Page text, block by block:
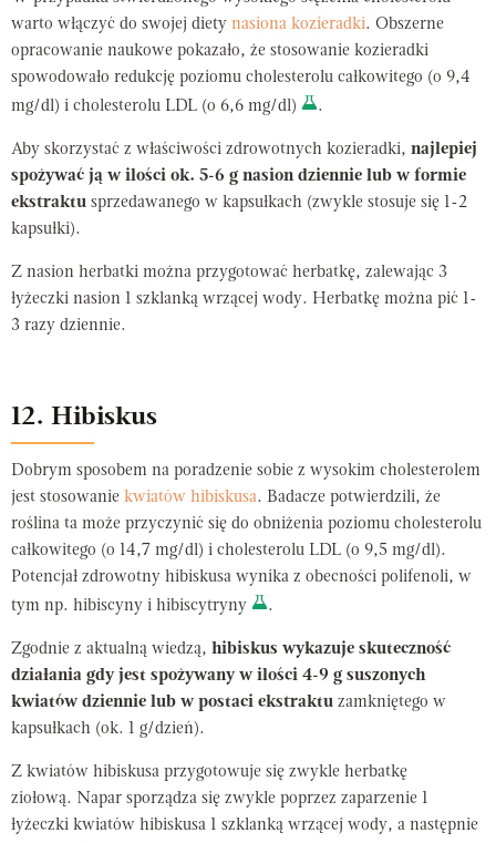
warto włączyć do swojej diety nasiona kozieradki. Obszerne
opracowanie naukowe pokazało, że stosowanie kozieradki
spowodowało redukcję poziomu cholesterolu całkowitego (o 9,4
mg/dl) i cholesterolu LDL (o 6,6 mg/dl)
.
Aby skorzystać z właściwości zdrowotnych kozieradki, najlepiej
spożywać ją w ilości ok. 5-6 g nasion dziennie lub w formie
ekstraktu sprzedawanego w kapsułkach (zwykle stosuje się 1-2
kapsułki).
Z nasion herbatki można przygotować herbatkę, zalewając 3
łyżeczki nasion 1 szklanką wrzącej wody. Herbatkę można pić 1-
3 razy dziennie.
12. Hibiskus
Dobrym sposobem na poradzenie sobie z wysokim cholesterolem
jest stosowanie kwiatów hibiskusa. Badacze potwierdzili, że
roślina ta może przyczynić się do obniżenia poziomu cholesterolu
całkowitego (o 14,7 mg/dl) i cholesterolu LDL (o 9,5 mg/dl).
Potencjał zdrowotny hibiskusa wynika z obecności polifenoli, w
tym np. hibiscyny i hibiscytryny
.
Zgodnie z aktualną wiedzą, hibiskus wykazuje skuteczność
działania gdy jest spożywany w ilości 4-9 g suszonych
kwiatów dziennie lub w postaci ekstraktu zamkniętego w
kapsułkach (ok. 1 g/dzień).
Z kwiatów hibiskusa przygotowuje się zwykle herbatkę
ziołową. Napar sporządza się zwykle poprzez zaparzenie 1
łyżeczki kwiatów hibiskusa 1 szklanką wrzącej wody, a następnie